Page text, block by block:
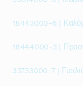
18443000-6 |
18444000-3 |
33733000-7 |